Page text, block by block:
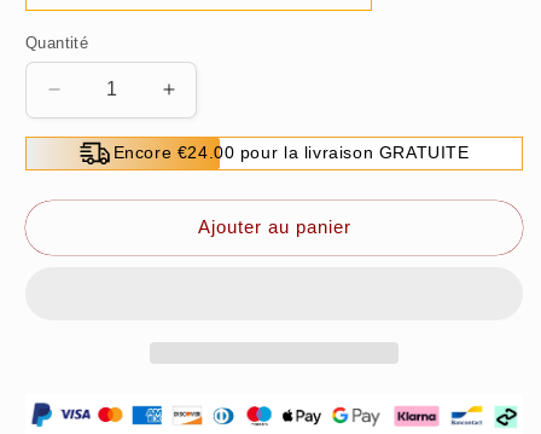
Quantité
Réduire
la
quantité
de
🎁
Vente
liquide
Augmenter
la
quantité
de
🎁
2023-
Vente
liquide
Encore €24.00 pour la livraison GRATUITE
Ajouter au panier